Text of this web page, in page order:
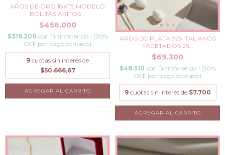
AROS DE ORO 18KTS MODELO
BOLITAS ARITOS...
$456.000
$319.200 con Transferencia I (30%
OFF por pago contado)
9 cuotas sin interés de
$50.666,67
AROS DE PLATA 925 ITALIANOS
FACETADOS 25...
$69.300
$48.510 con Transferencia I (30%
OFF por pago contado)
9 cuotas sin interés de $7.700